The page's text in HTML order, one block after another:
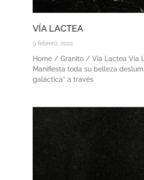
VÍA LACTEA
9 febrero, 2022
Home / Granito / Vía Lactea Vía
Manifiesta toda su belleza
galáctica” a través